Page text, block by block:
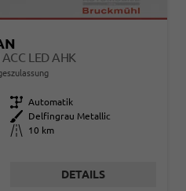
LED AHK
Getriebe Automatik
Außenfarbe
Delfingrau Metallic
Kilometerstand
10 km
DETAILS